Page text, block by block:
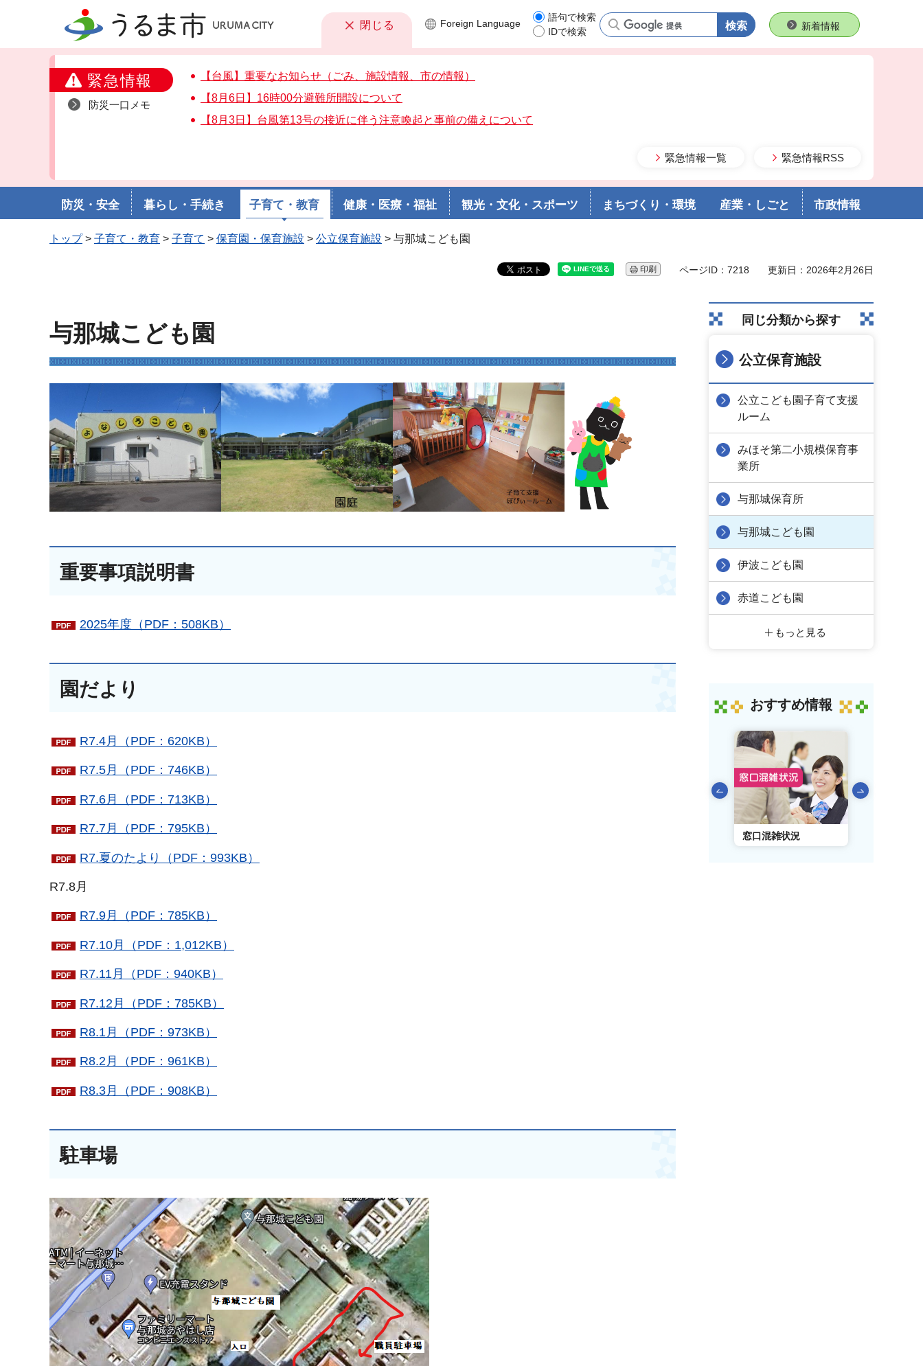
うるま市 閉じる
緊急情報
防災一口メモ
【台風】重要なお知らせ（ごみ、施設情報、市の情報）
【8月6日】16時00分避難所開設について
【8月3日】台風第13号の接近に伴う注意喚起と事前の備えについて
緊急情報一覧 緊急情報RSS
Foreign Language
語句で検索
IDで検索
語句で検索新着情報
防災・安全 暮らし・手続き 子育て・教育 健康・医療・福祉 観光・文化・スポーツ まちづくり・環境 産業・しごと 市政情報
トップ> 子育て・教育 > 子育て > 保育園・保育施設 > 公立保育施設 > 与那城こども園
印刷 ページID：7218 更新日：2026年2月26日
与那城こども園
重要事項説明書
2025年度（PDF：508KB）
園だより
R7.4月（PDF：620KB）
R7.5月（PDF：746KB）
R7.6月（PDF：713KB）
R7.7月（PDF：795KB）
R7.夏のたより（PDF：993KB）
R7.8月
R7.9月（PDF：785KB）
R7.10月（PDF：1,012KB）
R7.11月（PDF：940KB）
R7.12月（PDF：785KB）
R8.1月（PDF：973KB）
R8.2月（PDF：961KB）
R8.3月（PDF：908KB）
駐車場
同じ分類から探す
公立保育施設
公立こども園子育て支援
ルーム
みほそ第二小規模保育事
業所
与那城保育所
与那城こども園
伊波こども園
赤道こども園
もっと見る
おすすめ情報
前のスライドを表示
窓口混雑状況